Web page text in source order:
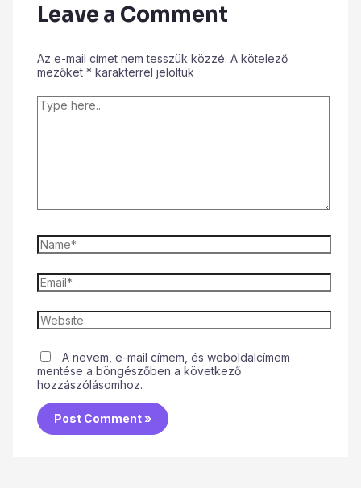
Leave a Comment
Az e-mail címet nem tesszük közzé. A kötelező
mezőket * karakterrel jelöltük
A nevem, e-mail címem, és weboldalcímem
mentése a böngészőben a következő
hozzászólásomhoz.